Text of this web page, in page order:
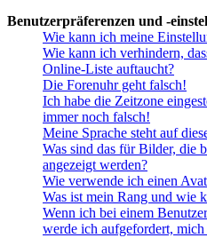
Benutzerpräferenzen und -
Wie kann ich meine
Wie kann ich verhindern,
Online-Liste auftaucht?
Die Forenuhr geht falsch!
Ich habe die Zeitzone
immer noch falsch!
Meine Sprache steht auf
Was sind das für Bilder, die
angezeigt werden?
Wie verwende ich einen
Was ist mein Rang und wie
Wenn ich bei einem
werde ich aufgefordert, mich